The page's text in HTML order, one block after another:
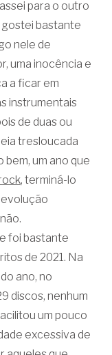
para o outro
bastante
nele de
uma inocência e
a ficar em
instrumentais
de duas ou
tresloucada
bem, um ano que
, terminá-lo
foi bastante
de 2021. Na
ano, no
discos, nenhum
um pouco
excessiva de